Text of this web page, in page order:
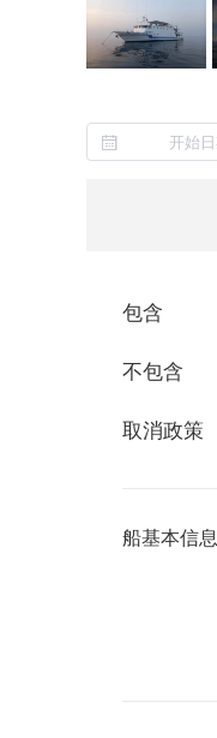
包含
不包含
取消政策
船基本信息